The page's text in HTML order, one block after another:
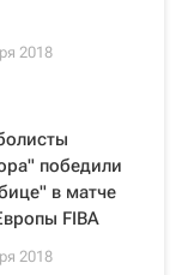
2018
победили
в матче
FIBA
2018